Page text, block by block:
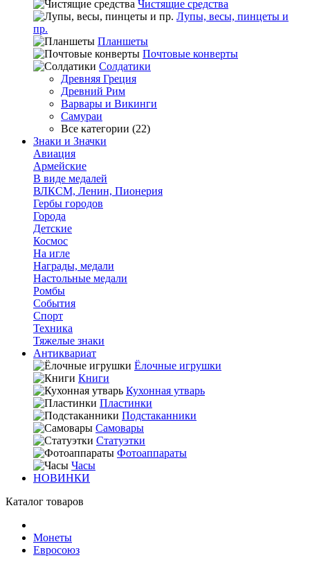
Чистящие средства
Лупы, весы, пинцеты и
пр.
Планшеты
Почтовые конверты
Солдатики
Древняя Греция
Древний Рим
Варвары и Викинги
Самураи
Все категории (22)
Знаки и Значки
Авиация
Армейские
В виде медалей
ВЛКСМ, Ленин, Пионерия
Гербы городов
Города
Детские
Космос
На игле
Награды, медали
Настольные медали
Ромбы
События
Спорт
Техника
Тяжелые знаки
Антиквариат
Ёлочные игрушки
Книги
Кухонная утварь
Пластинки
Подстаканники
Самовары
Статуэтки
Фотоаппараты
Часы
НОВИНКИ
Каталог товаров
Монеты
Евросоюз